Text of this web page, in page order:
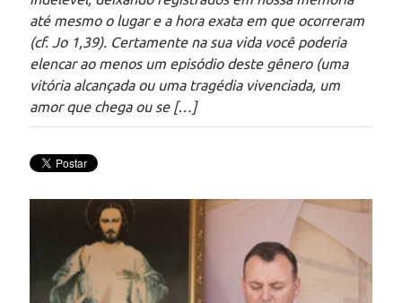
até mesmo o lugar e a hora exata em que ocorreram
(cf. Jo 1,39). Certamente na sua vida você poderia
elencar ao menos um episódio deste gênero (uma
vitória alcançada ou uma tragédia vivenciada, um
amor que chega ou se […]